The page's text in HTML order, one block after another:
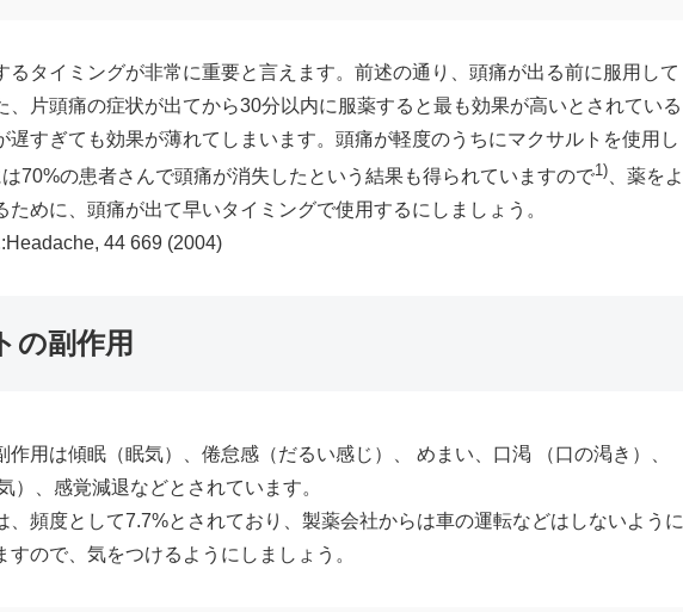
るタイミングが非常に重要と言えます。前述の通り、頭痛が出る前に服用して
、片頭痛の症状が出てから30分以内に服薬すると最も効果が高いとされている
遅すぎても効果が薄れてしまいます。頭痛が軽度のうちにマクサルトを使用し
70%の患者さんで頭痛が消失したという結果も得られていますので1) 、薬をよ
ために、頭痛が出て早いタイミングで使用するにしましょう。
44 669 (2004)
の副作用
作用は傾眠（眠気）、倦怠感（だるい感じ）、 めまい、口渇 （口の渇き）、
）、感覚減退などとされています。
、頻度として7.7%とされており、製薬会社からは車の運転などはしないように
すので、気をつけるようにしましょう。